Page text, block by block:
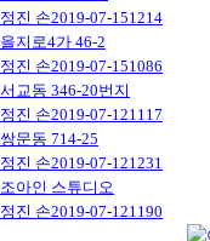
정진 손2019-07-151214
을지로4가 46-2
정진 손2019-07-151086
서교동 346-20번지
정진 손2019-07-121117
쌍문동 714-25
정진 손2019-07-121231
조아인 스튜디오
정진 손2019-07-121190